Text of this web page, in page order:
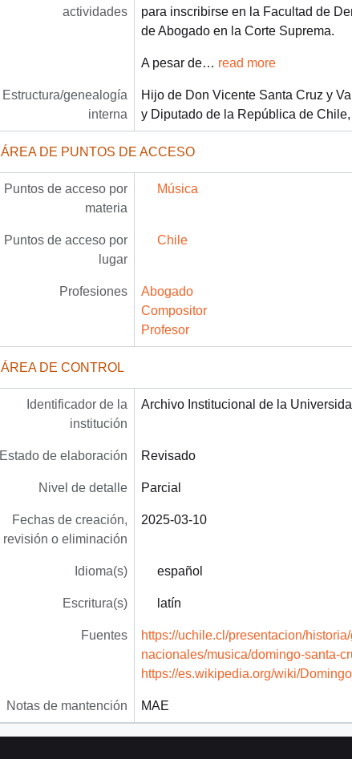
actividades
para inscribirse en la Facultad de
de Abogado en la Corte Suprema.
A pesar de… read more
Estructura/genealogía
interna
Hijo de Don Vicente Santa Cruz y
y Diputado de la República de
ÁREA DE PUNTOS DE ACCESO
Puntos de acceso por
materia
Música
Puntos de acceso por
lugar
Chile
Profesiones
Abogado
Compositor
Profesor
ÁREA DE CONTROL
Identificador de la
institución
Archivo Institucional de la
Estado de elaboración Revisado
Nivel de detalle Parcial
Fechas de creación,
revisión o eliminación
2025-03-10
Idioma(s) español
Escritura(s) latín
Fuentes
https://uchile.cl/presentacion/
nacionales/musica/domingo-santa-
https://es.wikipedia.org/wiki/
Notas de mantención MAE